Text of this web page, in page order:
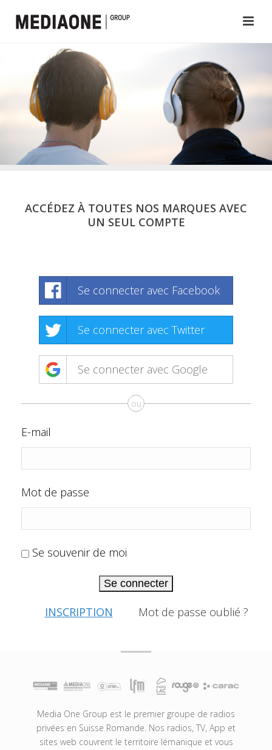
ACCÉDEZ À TOUTES NOS MARQUES AVEC
UN SEUL COMPTE
Se connecter avec Facebook
Se connecter avec Twitter
Se connecter avec Google
ou
E-mail
Mot de passe
Se souvenir de moi
Se connecter
INSCRIPTION Mot de passe oublié ?
Media One Group est le premier groupe de radios
privées en Suisse Romande. Nos radios, TV, App et
sites web couvrent le territoire lémanique et vous